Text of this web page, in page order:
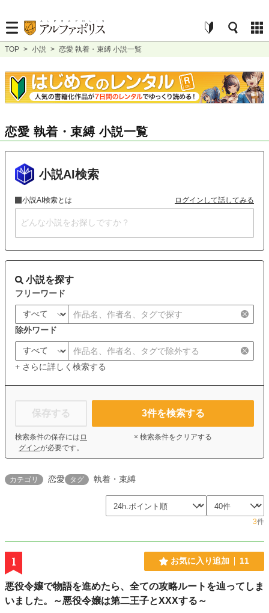
TOP > 小説 > 恋愛 執着・束縛 小説一覧
恋愛 執着・束縛 小説一覧
小説AI検索
小説AI検索とは ログインして話してみる
小説を探す
フリーワード
除外ワード
+ さらに詳しく検索する
保存する
検索条件の保存には ロ
グインが必要です。
3件を検索する
× 検索条件をクリアする
カテゴリ 恋愛 タグ 執着・束縛
3件
1 お気に入り追加 11
悪役令嬢で物語を進めたら、全ての攻略ルートを辿ってしま
いました。～悪役令嬢は第二王子とXXXする～